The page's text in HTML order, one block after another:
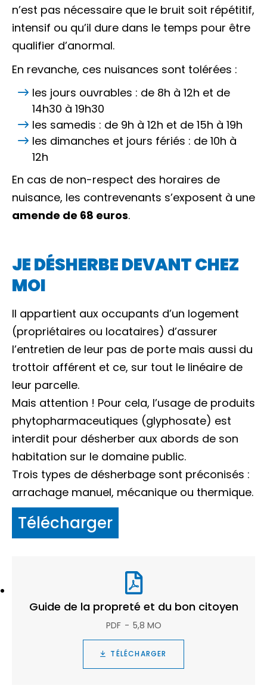
n’est pas nécessaire que le bruit soit répétitif,
intensif ou qu’il dure dans le temps pour être
qualifier d’anormal.
En revanche, ces nuisances sont tolérées :
les jours ouvrables : de 8h à 12h et de
14h30 à 19h30
les samedis : de 9h à 12h et de 15h à 19h
les dimanches et jours fériés : de 10h à
12h
En cas de non-respect des horaires de
nuisance, les contrevenants s’exposent à une
amende de 68 euros.
JE DÉSHERBE DEVANT CHEZ
MOI
Il appartient aux occupants d’un logement
(propriétaires ou locataires) d’assurer
l’entretien de leur pas de porte mais aussi du
trottoir afférent et ce, sur tout le linéaire de
leur parcelle.
Mais attention ! Pour cela, l’usage de produits
phytopharmaceutiques (glyphosate) est
interdit pour désherber aux abords de son
habitation sur le domaine public.
Trois types de désherbage sont préconisés :
arrachage manuel, mécanique ou thermique.
Télécharger
Guide de la propreté et du bon citoyen
PDF 5,8 MO
TÉLÉCHARGER